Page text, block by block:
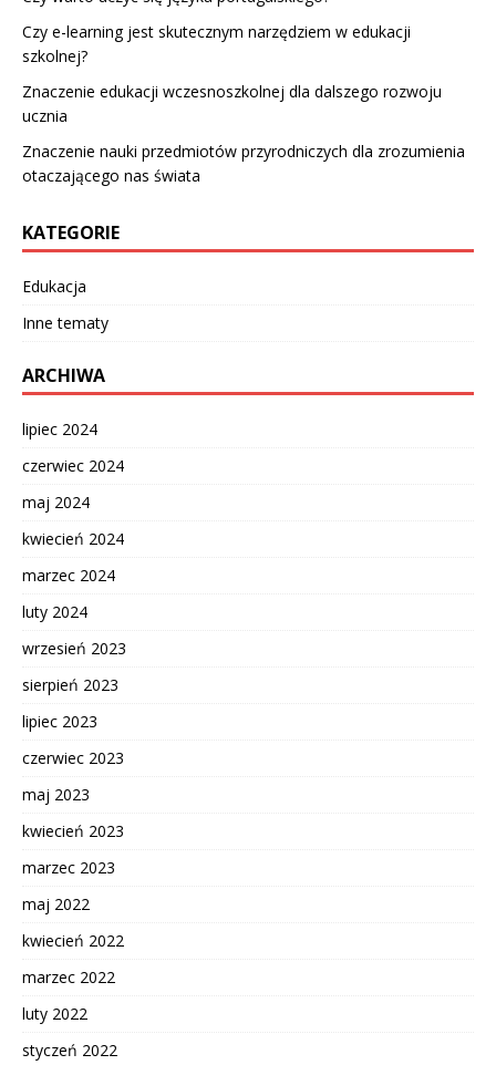
Czy e-learning jest skutecznym narzędziem w edukacji
szkolnej?
Znaczenie edukacji wczesnoszkolnej dla dalszego rozwoju
ucznia
Znaczenie nauki przedmiotów przyrodniczych dla zrozumienia
otaczającego nas świata
KATEGORIE
Edukacja
Inne tematy
ARCHIWA
lipiec 2024
czerwiec 2024
maj 2024
kwiecień 2024
marzec 2024
luty 2024
wrzesień 2023
sierpień 2023
lipiec 2023
czerwiec 2023
maj 2023
kwiecień 2023
marzec 2023
maj 2022
kwiecień 2022
marzec 2022
luty 2022
styczeń 2022